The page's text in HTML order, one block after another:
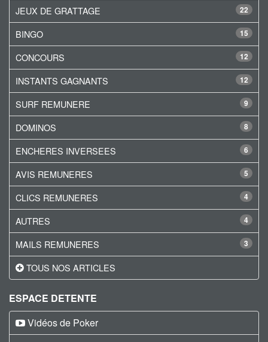
22
JEUX DE GRATTAGE
15
BINGO
12
CONCOURS
12
INSTANTS GAGNANTS
9
SURF REMUNERE
8
DOMINOS
6
ENCHERES INVERSEES
5
AVIS REMUNERES
4
CLICS REMUNERES
4
AUTRES
3
MAILS REMUNERES
TOUS NOS ARTICLES
ESPACE DETENTE
Vidéos de Poker